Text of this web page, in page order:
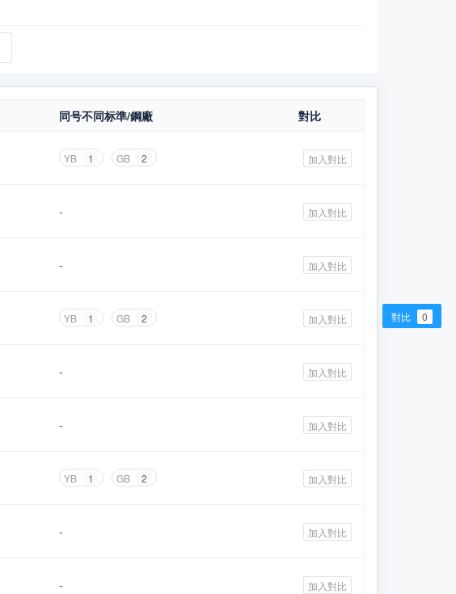
同号不同标準/鋼廠 對比
YB 1 GB 2 加入對比
- 加入對比
- 加入對比
YB 1 GB 2 加入對比
- 加入對比
- 加入對比
YB 1 GB 2 加入對比
- 加入對比
- 加入對比
對比 0